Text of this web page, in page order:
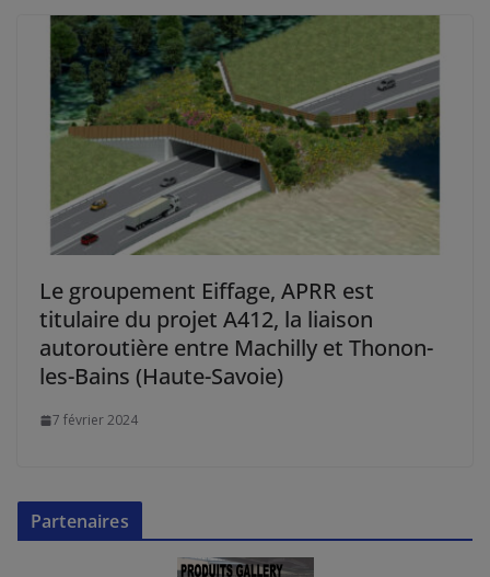
Le groupement Eiffage, APRR est
titulaire du projet A412, la liaison
autoroutière entre Machilly et Thonon-
les-Bains (Haute-Savoie)
7 février 2024
Partenaires